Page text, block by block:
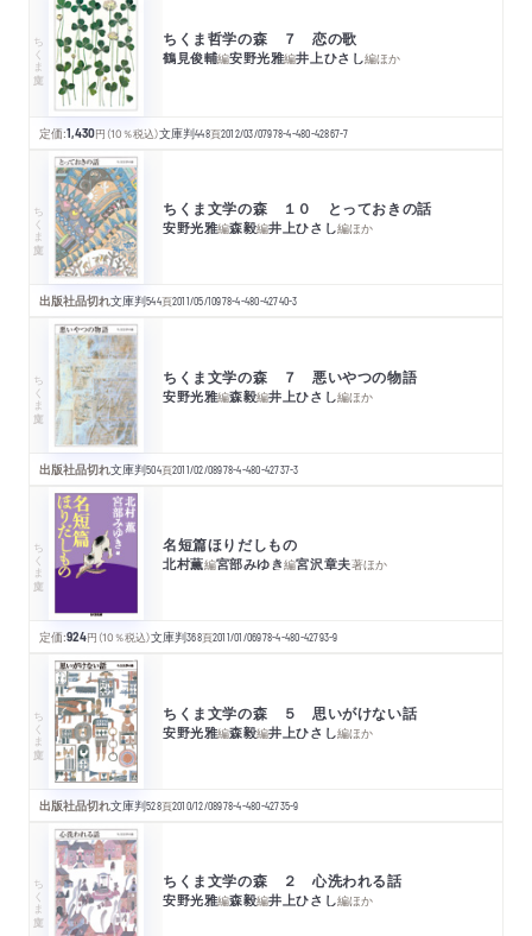
ちくま文庫 ちくま哲学の森 ７ 恋の歌
鶴見俊輔編安野光雅編井上ひさし編ほか
定価:1,430円 （10％税込）文庫判448頁2012/03/07978-4-480-42867-7
ちくま文庫 ちくま文学の森 １０ とっておきの話
安野光雅編森毅編井上ひさし編ほか
出版社品切れ文庫判544頁2011/05/10978-4-480-42740-3
ちくま文庫 ちくま文学の森 ７ 悪いやつの物語
安野光雅編森毅編井上ひさし編ほか
出版社品切れ文庫判504頁2011/02/08978-4-480-42737-3
ちくま文庫 名短篇ほりだしもの
北村薫編宮部みゆき編宮沢章夫著ほか
定価:924円 （10％税込）文庫判368頁2011/01/06978-4-480-42793-9
ちくま文庫 ちくま文学の森 ５ 思いがけない話
安野光雅編森毅編井上ひさし編ほか
出版社品切れ文庫判528頁2010/12/08978-4-480-42735-9
ちくま文庫 ちくま文学の森 ２ 心洗われる話
安野光雅編森毅編井上ひさし編ほか